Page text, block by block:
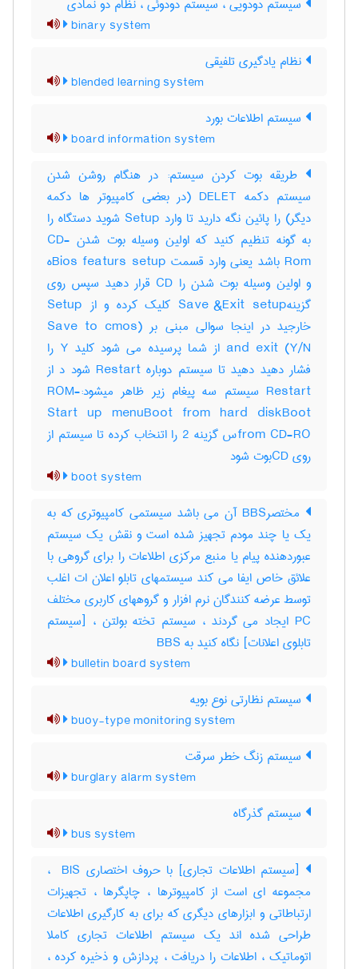
سیستم دودویی ، سیستم دودوئی ، نظام دو نمادی
binary system
نظام یادگیری تلفیقی
blended learning system
سیستم اطلاعات بورد
board information system
طریقه بوت کردن سیستم: در هنگام روشن شدن
سیستم دکمه DELET (در بعضی کامپیوتر ها دکمه
دیگر) را پائین نگه دارید تا وارد Setup شوید دستگاه را
به گونه تنظیم کنید که اولین وسیله بوت شدن CD-
Rom باشد یعنی وارد قسمت Bios featurs setupه
و اولین وسیله بوت شدن را CD قرار دهید سپس روی
گزینهSave &Exit setup کلیک کرده و از Setup
خارجید در اینجا سوالی مبنی بر (Save to cmos
and exit (Y/N از شما پرسیده می شود کلید Y را
فشار دهید دهید تا سیستم دوباره Restart شود د از
Restart سیستم سه پیغام زیر ظاهر میشود:-ROM
Start up menuBoot from hard diskBoot
from CD-ROس گزینه 2 را اتنخاب کرده تا سیستم از
روی CDبوت شود
boot system
مختصرBBS آن می باشد سیستمی کامپیوتری که به
یک یا چند مودم تجهیز شده است و نقش یک سیستم
عبوردهنده پیام یا منبع مرکزی اطلاعات را برای گروهی با
علائق خاص ایفا می کند سیستمهای تابلو اعلان ات اغلب
توسط عرضه کنندگان نرم افزار و گروههای کاربری مختلف
PC ایجاد می گردند ، سیستم تخته بولتن ، [سیستم
تابلوی اعلانات] نگاه کنید به ‎ BBS
bulletin board system
سیستم نظارتی نوع بویه
buoy-type monitoring system
سیستم زنگ خطر سرقت
burglary alarm system
سیستم گذرگاه
bus system
[سیستم اطلاعات تجاری] با حروف اختصاری ‎ BIS ،
مجموعه ای است از کامپیوترها ، چاپگرها ، تجهیزات
ارتباطاتی و ابزارهای دیگری که برای به کارگیری اطلاعات
طراحی شده اند یک سیستم اطلاعات تجاری کاملا
اتوماتیک ، اطلاعات را دریافت ، پردازش و ذخیره کرده ،